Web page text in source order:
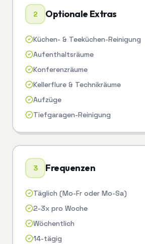
2 Optionale Extras
Küchen- & Teeküchen-Reinigung
Aufenthaltsräume
Konferenzräume
Kellerflure & Technikräume
Aufzüge
Tiefgaragen-Reinigung
3 Frequenzen
Täglich (Mo-Fr oder Mo-Sa)
2-3x pro Woche
Wöchentlich
14-tägig